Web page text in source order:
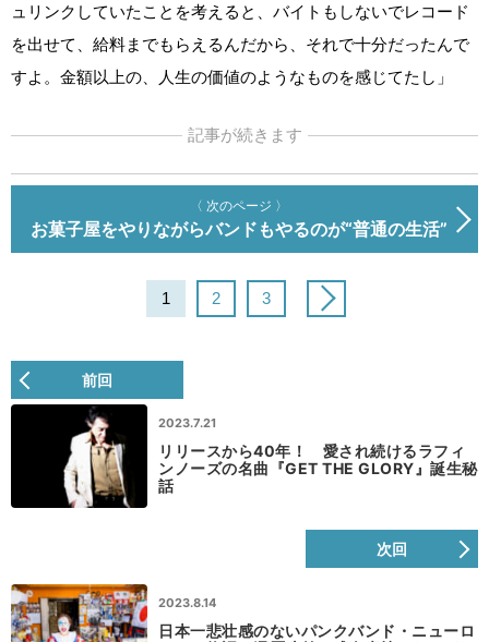
ュリンクしていたことを考えると、バイトもしないでレコード
を出せて、給料までもらえるんだから、それで十分だったんで
すよ。金額以上の、人生の価値のようなものを感じてたし」
記事が続きます
〈 次のページ 〉
お菓子屋をやりながらバンドもやるのが“普通の生活”
1 2 3
前回
2023.7.21
リリースから40年！ 愛され続けるラフィ
ンノーズの名曲『GET THE GLORY』誕生秘
話
次回
2023.8.14
日本一悲壮感のないパンクバンド・ニューロ